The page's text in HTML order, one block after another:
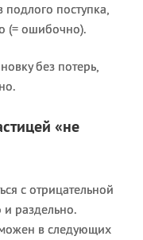
подлого поступка,
(= ошибочно).
без потерь,
«не
с отрицательной
и раздельно.
в следующих